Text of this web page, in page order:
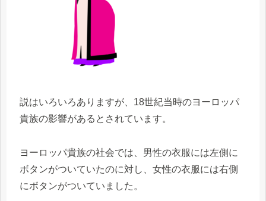
説はいろいろありますが、18世紀当時のヨーロッパ
貴族の影響があるとされています。
ヨーロッパ貴族の社会では、男性の衣服には左側に
ボタンがついていたのに対し、女性の衣服には右側
にボタンがついていました。